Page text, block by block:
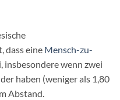
dass eine Mensch-zu-
insbesondere wenn zwei
haben (weniger als 1,80
Abstand.